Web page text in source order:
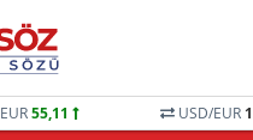
EUR55,11 USD/EUR